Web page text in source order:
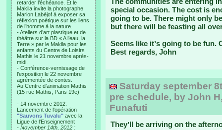
retarder l’échéance. Et le
Makila invite la photographe
Marion Labéjof à exposer sa
réflexion poétique sur les liens
de l’homme à la nature.
- Ateliers d’art plastique et de
théâtre sur la BD « A l’eau, la
Terre » par le Makila pour les
enfants du Centre de Loisirs
Mathis le 21 novembre après-
midi.
- Conférence-vernissage de
l’exposition le 22 novembre
agrémentée de contes.
Au Centre d’animation Mathis
(15 rue Mathis, Paris 19e)
- 14 novembre 2012:
Lancement de l'opération
"Sauvons Tuvalu" avec la
Ligue de l'Enseignement
- November 14th, 2012 :
special occasion. The cost is
going to be. There might only
but there will be feasting all
Seems like itʼs going to be fun.
Best regards, John
Saturday september
pre schedule, by John
Funafuti
Theyʼll be arriving on the